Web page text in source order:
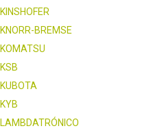
KINSHOFER
KNORR-BREMSE
KOMATSU
KSB
KUBOTA
KYB
LAMBDATRÓNICO